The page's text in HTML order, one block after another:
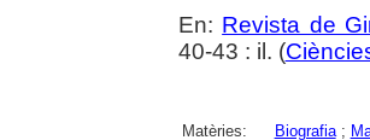
En: Revista de
40-43 : il. (
Matèries: Biografia;